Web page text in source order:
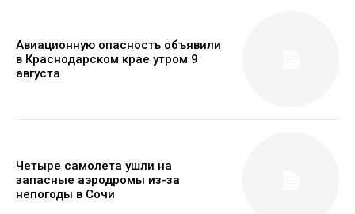
Авиационную опасность объявили
в Краснодарском крае утром 9
августа
Четыре самолета ушли на
запасные аэродромы из-за
непогоды в Сочи